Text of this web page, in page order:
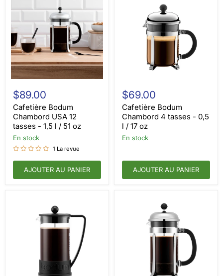
Bodum
Chambord
USA
12
tasses
1,5
51
$89.00
Cafetière Bodum
Chambord USA 12
tasses - 1,5 l / 51 oz
en stock
1 La revue
AJOUTER AU PANIER
Bodum
Chambord
4
tasses
0,5
oz
$69.00
Cafetière Bodum
Chambord 4 tasses - 0,5
l / 17 oz
en stock
AJOUTER AU PANIER